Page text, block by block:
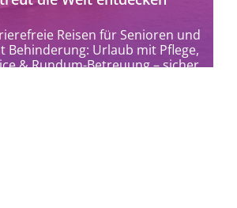
Reisen für Senioren und
Behinderung: Urlaub mit Pflege,
& Rundum-Betreuung – sicher